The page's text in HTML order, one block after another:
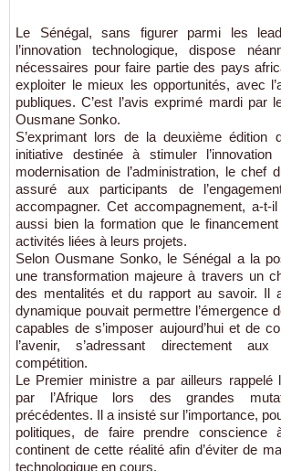
Le Sénégal, sans figurer parmi les
l’innovation technologique, dispose
nécessaires pour faire partie des pays
exploiter le mieux les opportunités, avec
publiques. C’est l’avis exprimé mardi par
Ousmane Sonko.
S’exprimant lors de la deuxième édition
initiative destinée à stimuler
modernisation de l’administration, le chef
assuré aux participants de
accompagner. Cet accompagnement, a-t-
aussi bien la formation que le financement
activités liées à leurs projets.
Selon Ousmane Sonko, le Sénégal a la
une transformation majeure à travers un
des mentalités et du rapport au savoir. Il
dynamique pouvait permettre l’émergence
capables de s’imposer aujourd’hui et de
l’avenir, s’adressant directement
compétition.
Le Premier ministre a par ailleurs rappelé
par l’Afrique lors des grandes
précédentes. Il a insisté sur l’importance,
politiques, de faire prendre
continent de cette réalité afin d’éviter de
technologique en cours.